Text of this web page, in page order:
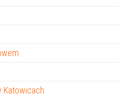
Katowicach